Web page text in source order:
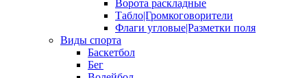
Ворота раскладные
Табло|Громкоговорители
Флаги угловые|Разметки поля
Виды спорта
Баскетбол
Бег